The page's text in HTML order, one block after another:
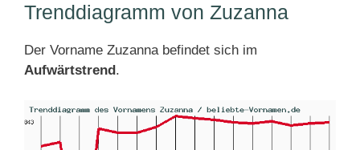
Trenddiagramm von Zuzanna
Der Vorname Zuzanna befindet sich im
Aufwärtstrend.